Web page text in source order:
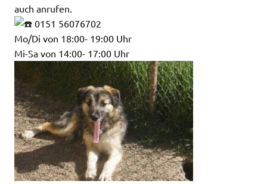
auch anrufen.
0151 56076702
Mo/Di von 18:00- 19:00 Uhr
Mi-Sa von 14:00- 17:00 Uhr